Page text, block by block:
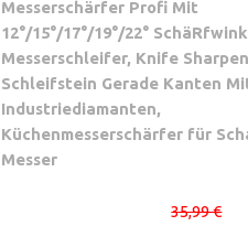
Messerschärfer Profi Mit
12°/15°/17°/19°/22°
Messerschleifer, Knife
Schleifstein Gerade Kanten
Industriediamanten,
Küchenmesserschärfer für
Messer
35,99 €